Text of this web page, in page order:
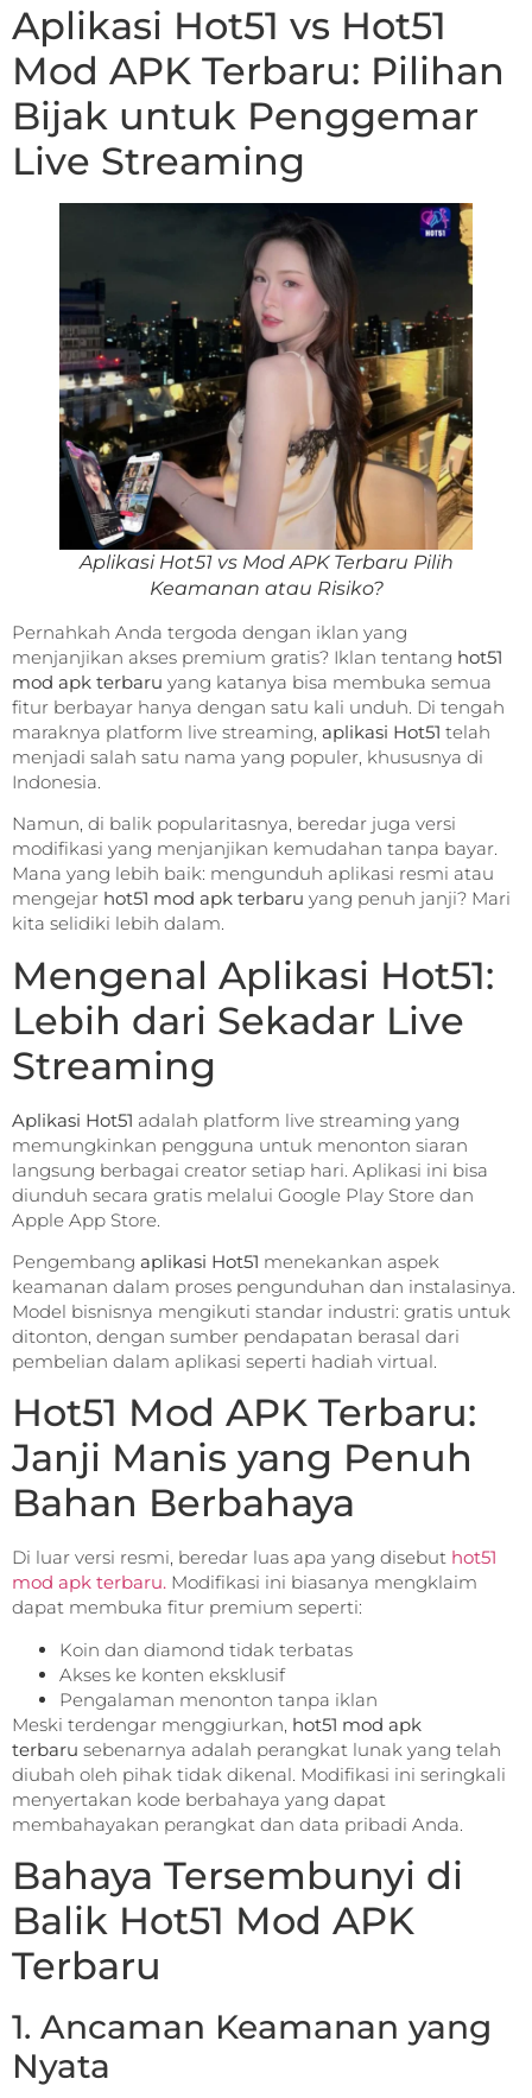
Aplikasi Hot51 vs Hot51
Mod APK Terbaru: Pilihan
Bijak untuk Penggemar
Live Streaming
Aplikasi Hot51 vs Mod APK Terbaru Pilih
Keamanan atau Risiko?
Pernahkah Anda tergoda dengan iklan yang
menjanjikan akses premium gratis? Iklan tentang hot51
mod apk terbaru yang katanya bisa membuka semua
fitur berbayar hanya dengan satu kali unduh. Di tengah
maraknya platform live streaming, aplikasi Hot51 telah
menjadi salah satu nama yang populer, khususnya di
Indonesia.
Namun, di balik popularitasnya, beredar juga versi
modifikasi yang menjanjikan kemudahan tanpa bayar.
Mana yang lebih baik: mengunduh aplikasi resmi atau
mengejar hot51 mod apk terbaru yang penuh janji? Mari
kita selidiki lebih dalam.
Mengenal Aplikasi Hot51:
Lebih dari Sekadar Live
Streaming
Aplikasi Hot51 adalah platform live streaming yang
memungkinkan pengguna untuk menonton siaran
langsung berbagai creator setiap hari. Aplikasi ini bisa
diunduh secara gratis melalui Google Play Store dan
Apple App Store.
Pengembang aplikasi Hot51 menekankan aspek
keamanan dalam proses pengunduhan dan instalasinya.
Model bisnisnya mengikuti standar industri: gratis untuk
ditonton, dengan sumber pendapatan berasal dari
pembelian dalam aplikasi seperti hadiah virtual.
Hot51 Mod APK Terbaru:
Janji Manis yang Penuh
Bahan Berbahaya
Di luar versi resmi, beredar luas apa yang disebut hot51
mod apk terbaru. Modifikasi ini biasanya mengklaim
dapat membuka fitur premium seperti:
Koin dan diamond tidak terbatas
Akses ke konten eksklusif
Pengalaman menonton tanpa iklan
Meski terdengar menggiurkan, hot51 mod apk
terbaru sebenarnya adalah perangkat lunak yang telah
diubah oleh pihak tidak dikenal. Modifikasi ini seringkali
menyertakan kode berbahaya yang dapat
membahayakan perangkat dan data pribadi Anda.
Bahaya Tersembunyi di
Balik Hot51 Mod APK
Terbaru
1. Ancaman Keamanan yang
Nyata